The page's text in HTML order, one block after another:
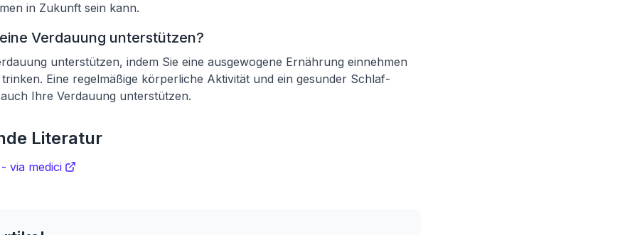
in Zukunft sein kann.
Verdauung unterstützen?
unterstützen, indem Sie eine ausgewogene Ernährung einnehmen
Eine regelmäßige körperliche Aktivität und ein gesunder Schlaf-
Ihre Verdauung unterstützen.
Literatur
via medici